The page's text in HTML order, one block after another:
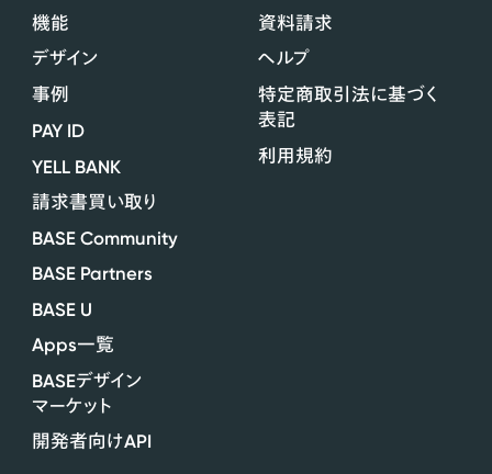
機能
デザイン
事例
PAY ID
YELL BANK
請求書買い取り
BASE Community
BASE Partners
BASE U
Apps一覧
BASEデザイン
マーケット
開発者向けAPI
資料請求
ヘルプ
特定商取引法に基づく
表記
利用規約